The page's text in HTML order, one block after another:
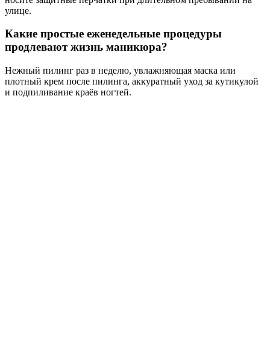
улице.
Какие простые еженедельные процедуры
продлевают жизнь маникюра?
Нежный пилинг раз в неделю, увлажняющая маска или
плотный крем после пилинга, аккуратный уход за кутикулой
и подпиливание краёв ногтей.